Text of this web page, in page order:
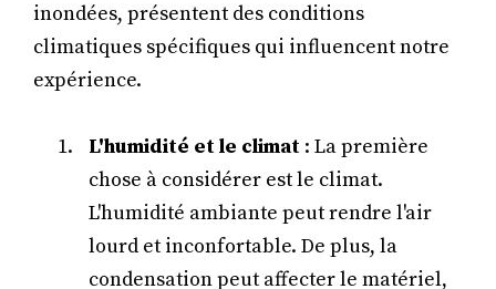
inondées, présentent des conditions
climatiques spécifiques qui influencent notre
expérience.
L'humidité et le climat : La première
chose à considérer est le climat.
L'humidité ambiante peut rendre l'air
lourd et inconfortable. De plus, la
condensation peut affecter le matériel,